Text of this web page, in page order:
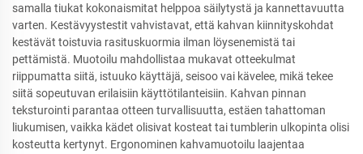
samalla tiukat kokonaismitat helppoa säilytystä ja kannettavuutta
varten. Kestävyystestit vahvistavat, että kahvan kiinnityskohdat
kestävät toistuvia rasituskuormia ilman löysenemistä tai
pettämistä. Muotoilu mahdollistaa mukavat otteekulmat
riippumatta siitä, istuuko käyttäjä, seisoo vai kävelee, mikä tekee
siitä sopeutuvan erilaisiin käyttötilanteisiin. Kahvan pinnan
teksturointi parantaa otteen turvallisuutta, estäen tahattoman
liukumisen, vaikka kädet olisivat kosteat tai tumblerin ulkopinta olisi
kosteutta kertynyt. Ergonominen kahvamuotoilu laajentaa